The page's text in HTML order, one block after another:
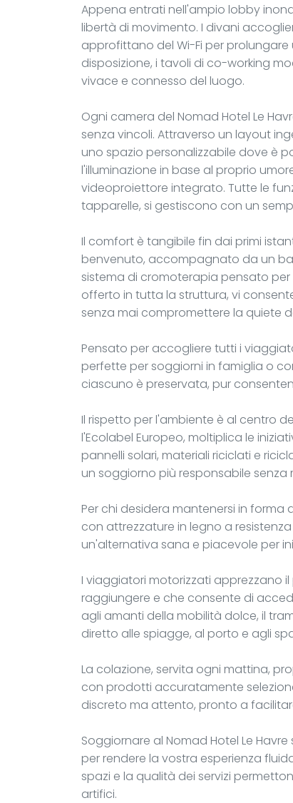
Appena entrati nell'ampio lobby
libertà di movimento. I divani
approfittano del Wi-Fi per
disposizione, i tavoli di co-working
vivace e connesso del luogo.
Ogni camera del Nomad Hotel Le
senza vincoli. Attraverso un layout
uno spazio personalizzabile dove è
l'illuminazione in base al proprio
videoproiettore integrato. Tutte le
tapparelle, si gestiscono con un
Il comfort è tangibile fin dai primi
benvenuto, accompagnato da un
sistema di cromoterapia pensato per
offerto in tutta la struttura, vi
senza mai compromettere la quiete
Pensato per accogliere tutti i
perfette per soggiorni in famiglia o
ciascuno è preservata, pur
Il rispetto per l'ambiente è al centro
l'Ecolabel Europeo, moltiplica le
pannelli solari, materiali riciclati e
un soggiorno più responsabile
Per chi desidera mantenersi in
con attrezzature in legno a
un'alternativa sana e piacevole per
I viaggiatori motorizzati apprezzano
raggiungere e che consente di
agli amanti della mobilità dolce, il
diretto alle spiagge, al porto e agli
La colazione, servita ogni mattina,
con prodotti accuratamente
discreto ma attento, pronto a
Soggiornare al Nomad Hotel Le
per rendere la vostra esperienza
spazi e la qualità dei servizi
artifici.